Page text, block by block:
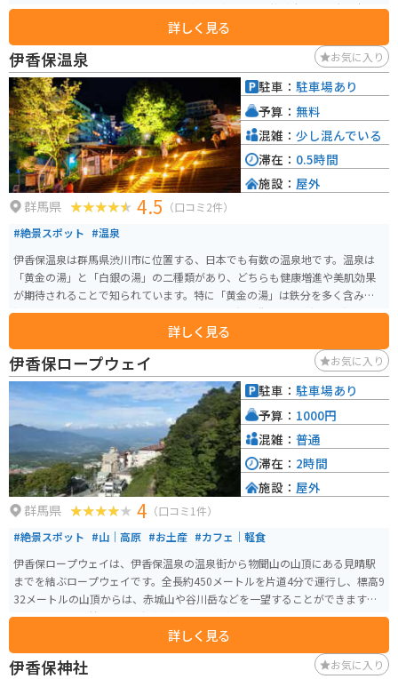
ビティには、乗馬体験やウサギやヤギとの触れ合い、牧羊犬による大迫力の
シープドッグショー、牛の乳搾り体験などがあります。また、手作りバター
やソーセージ作りの体験も楽しめ、子供から大人まで楽しむことができま
す。 広大な芝生広場やこども遊園地もあり、アーチェリーやパターゴルフと
いった遊びも楽しめます。季節ごとのイベントも充実しており、春には桜、
夏には緑、秋には紅葉が楽しめます。牧場内のカフェやレストランでは、自
家製のミルクやソフトクリーム、新鮮な食材を使った料理を味わうことがで
き、自然の中でリラックスした時間を過ごすことができます。アクセスも良好
で、関越自動車道渋川伊香保ICから車で15分という便利さです。牧場の近く
には人気の伊香保温泉もあるため、ツーリングや温泉旅行の合間に立ち寄る
スポットとしてもちょうど良い立地のスポットです。
詳しく見る
伊香保温泉 お気に入り
群馬県 4.5 （口コミ2件）
#絶景スポット #温泉
伊香保温泉は群馬県渋川市に位置する、日本でも有数の温泉地です。温泉は
「黄金の湯」と「白銀の湯」の二種類があり、どちらも健康増進や美肌効果
が期待されることで知られています。特に「黄金の湯」は鉄分を多く含み、
湯上がり後に肌がつるつるになると評判です。温泉街には365段の石段があ
り、その石段沿いには多くの土産物店や飲食店が並び、散策を楽しむことが
できます。 また、近隣には河鹿橋や伊香保ロープウェイなどの観光スポット
もあり、自然の美しさと共に温泉を楽しむことができます。バイクでのアク
セスも良く、ドライブの途中で訪れるのに最適な観光地です。伊香保温泉名
物のまんじゅうがとても美味しいのでオススメです。
詳しく見る
駐車： 駐車場あり
予算： 無料
混雑： 少し混んでいる
滞在： 0.5時間
施設： 屋外
伊香保ロープウェイ お気に入り
群馬県 4 （口コミ1件）
#絶景スポット #山｜高原 #お土産 #カフェ｜軽食
伊香保ロープウェイは、伊香保温泉の温泉街から物聞山の山頂にある見晴駅
までを結ぶロープウェイです。全長約450メートルを片道4分で運行し、標高9
32メートルの山頂からは、赤城山や谷川岳などを一望することができます。
ロープウェイの麓には「不如帰（ほととぎす）駅」があり、山頂には「見晴
駅」があります。展望台からは伊香保温泉街が一望でき、天気の良い日には群
馬の山々の美しい景色も楽しめます。
詳しく見る
駐車： 駐車場あり
予算： 1000円
混雑： 普通
滞在： 2時間
施設： 屋外
伊香保神社 お気に入り